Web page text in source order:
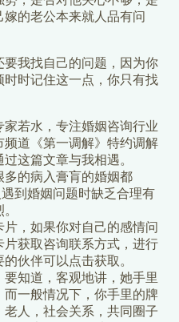
的老公本来就人品有问
我找自己的问题，因为你
时记住这一点，你只有找
若水，专注婚姻咨询行业
道《第一调解》特约调解
这篇文章与我相遇。
多的病入膏肓的婚姻都
到婚姻问题时缺乏合理有
，如果你对自己的感情问
获取咨询联系方式，进行
伙伴可以点击获取。
知道，客观地讲，她手里
一般情况下，你手里的牌
人，社会关系，共同圈子